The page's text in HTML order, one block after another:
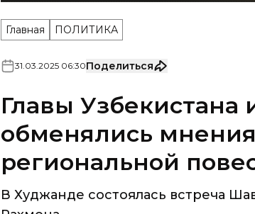
Главы Узбекистана
обменялись
региональной
В Худжанде состоялась встреча
Рахмона.